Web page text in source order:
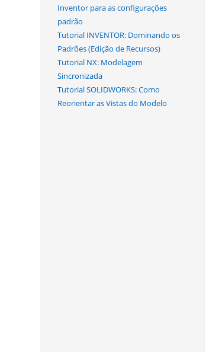
Inventor para as configurações
padrão
Tutorial INVENTOR: Dominando os
Padrões (Edição de Recursos)
Tutorial NX: Modelagem
Sincronizada
Tutorial SOLIDWORKS: Como
Reorientar as Vistas do Modelo